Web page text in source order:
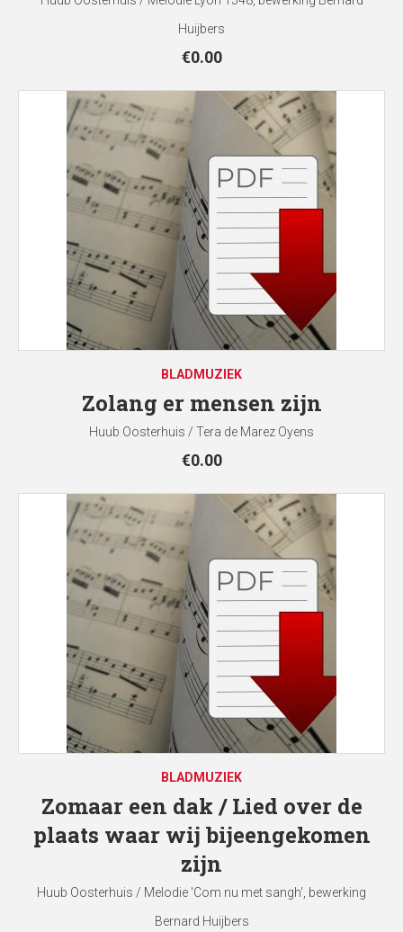
Huijbers
€0.00
BLADMUZIEK
Zolang er mensen zijn
Huub Oosterhuis / Tera de Marez Oyens
€0.00
BLADMUZIEK
Zomaar een dak / Lied over de
plaats waar wij bijeengekomen
zijn
Huub Oosterhuis / Melodie 'Com nu met sangh', bewerking
Bernard Huijbers